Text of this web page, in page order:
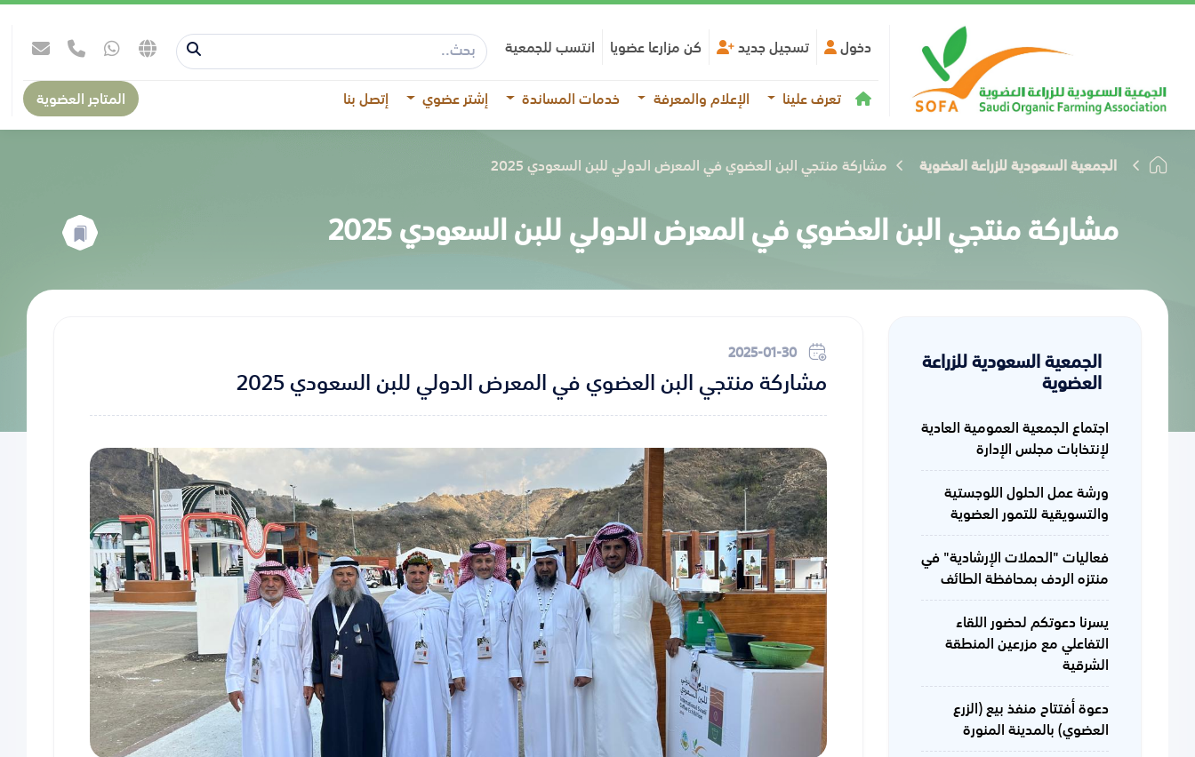
دخول تسجيل جديد كن مزارعا عضويا انتسب للجمعية
تعرف علينا
الإعلام والمعرفة خدمات المساندة إشتر عضوي إتصل بنا المتاجر العضوية
الجمعية السعودية للزراعة العضوية مشاركة منتجي البن العضوي في المعرض الدولي للبن السعودي 2025
مشاركة منتجي البن العضوي في المعرض الدولي للبن السعودي 2025
الجمعية السعودية للزراعة
العضوية
اجتماع الجمعية العمومية العادية
لإنتخابات مجلس الإدارة
ورشة عمل الحلول اللوجستية
والتسويقية للتمور العضوية
فعاليات "الحملات الإرشادية" في
منتزه الردف بمحافظة الطائف
يسرنا دعوتكم لحضور اللقاء
التفاعلي مع مزرعين المنطقة
الشرقية
دعوة أفتتاح منفذ بيع (الزرع
العضوي) بالمدينة المنورة
2025-01-30
مشاركة منتجي البن العضوي في المعرض الدولي للبن السعودي 2025